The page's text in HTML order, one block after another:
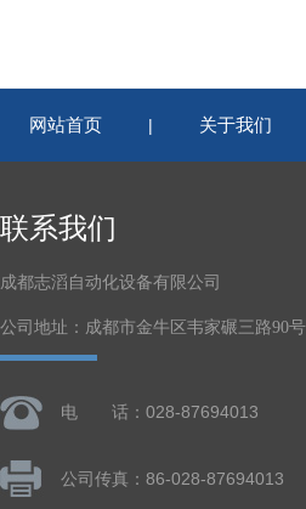
网站首页 | 关于我们
联系我们
成都志滔自动化设备有限公司
公司地址：成都市金牛区韦家碾三路90
电 话：028-87694013
公司传真：86-028-87694013